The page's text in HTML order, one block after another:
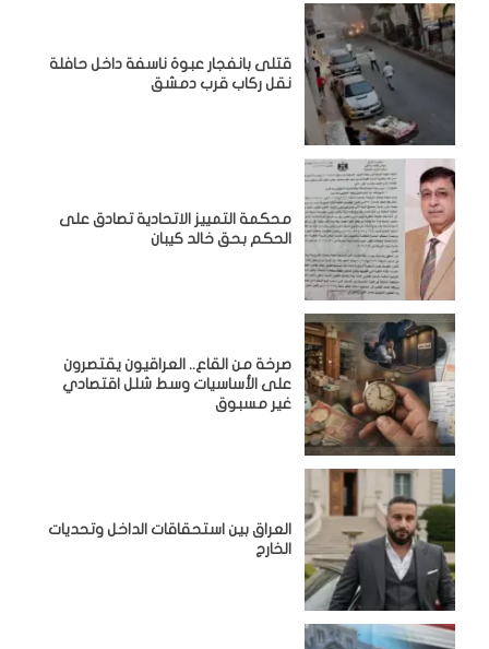
قتلى بانفجار عبوة ناسفة داخل حافلة
نقل ركاب قرب دمشق
محكمة التمييز الاتحادية تصادق على
الحكم بحق خالد كيبان
صرخة من القاع.. العراقيون يقتصرون
على الأساسيات وسط شلل اقتصادي
غير مسبوق
‏العراق بين استحقاقات الداخل وتحديات
الخارج